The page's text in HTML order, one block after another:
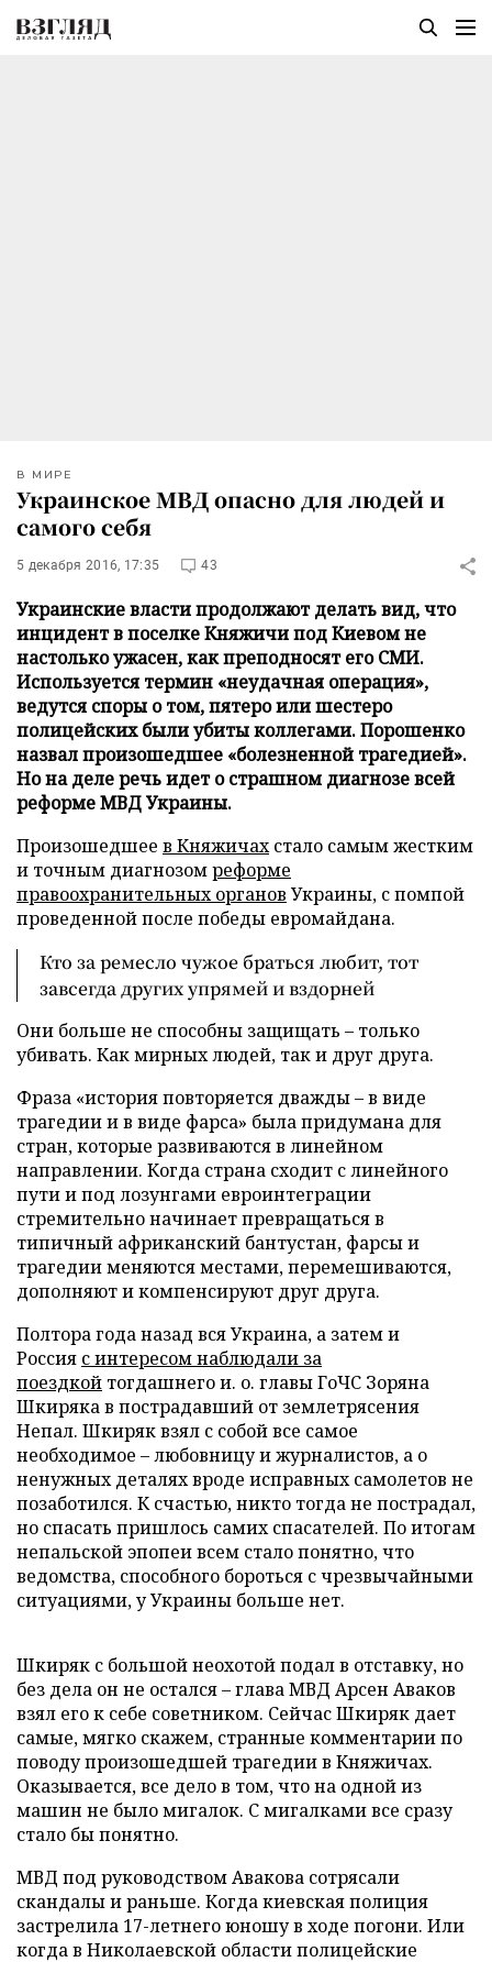
В МИРЕ
Украинское МВД опасно для людей и
самого себя
5 декабря 2016, 17:35 43
Украинские власти продолжают делать вид, что
инцидент в поселке Княжичи под Киевом не
настолько ужасен, как преподносят его СМИ.
Используется термин «неудачная операция»,
ведутся споры о том, пятеро или шестеро
полицейских были убиты коллегами. Порошенко
назвал произошедшее «болезненной трагедией».
Но на деле речь идет о страшном диагнозе всей
реформе МВД Украины.
Произошедшее в Княжичахстало самым жестким
и точным диагнозомреформе
правоохранительных органов Украины, с помпой
проведенной после победы евромайдана.
Кто за ремесло чужое браться любит, тот
завсегда других упрямей и вздорней
Они больше не способны защищать – только
убивать. Как мирных людей, так и друг друга.
Фраза «история повторяется дважды – в виде
трагедии и в виде фарса» была придумана для
стран, которые развиваются в линейном
направлении. Когда страна сходит с линейного
пути и под лозунгами евроинтеграции
стремительно начинает превращаться в
типичный африканский бантустан, фарсы и
трагедии меняются местами, перемешиваются,
дополняют и компенсируют друг друга.
Полтора года назад вся Украина, а затем и
Россия с интересом наблюдали за
поездкой тогдашнего и. о. главы ГоЧС Зоряна
Шкиряка в пострадавший от землетрясения
Непал. Шкиряк взял с собой все самое
необходимое – любовницу и журналистов, а о
ненужных деталях вроде исправных самолетов не
позаботился. К счастью, никто тогда не пострадал,
но спасать пришлось самих спасателей. По итогам
непальской эпопеи всем стало понятно, что
ведомства, способного бороться с чрезвычайными
ситуациями, у Украины больше нет.
Шкиряк с большой неохотой подал в отставку, но
без дела он не остался – глава МВД Арсен Аваков
взял его к себе советником. Сейчас Шкиряк дает
самые, мягко скажем, странные комментарии по
поводу произошедшей трагедии в Княжичах.
Оказывается, все дело в том, что на одной из
машин не было мигалок. С мигалками все сразу
стало бы понятно.
МВД под руководством Авакова сотрясали
скандалы и раньше. Когда киевская полиция
застрелила 17-летнего юношу в ходе погони. Или
когда в Николаевской области полицейские